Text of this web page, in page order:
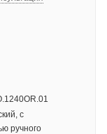
с
ручного